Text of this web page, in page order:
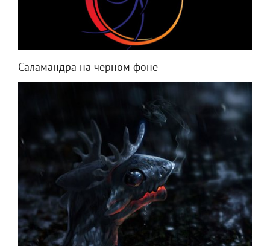
Саламандра на черном фоне